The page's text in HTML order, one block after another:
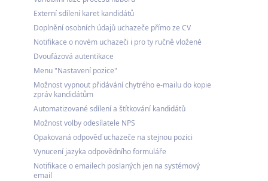
Externí sdílení karet kandidátů
Doplnění osobních údajů uchazeče přímo ze CV
Notifikace o novém uchazeči i pro ty ručně vložené
Dvoufázová autentikace
Menu "Nastavení pozice"
Možnost vypnout přidávání chytrého e-mailu do kopie
zpráv kandidátům
Automatizované sdílení a štítkování kandidátů
Možnost volby odesílatele NPS
Opakovaná odpověď uchazeče na stejnou pozici
Vynucení jazyka odpovědního formuláře
Notifikace o emailech poslaných jen na systémový
email